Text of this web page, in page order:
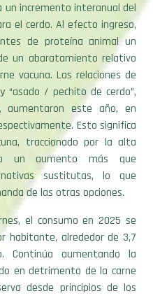
de proteína animal un
un abaratamiento relativo
vacuna. Las relaciones de
“asado / pechito de cerdo”,
aumentaron este año, en
Esto significa
traccionado por la alta
un aumento más que
sustitutas, lo que
de las otras opciones.
el consumo en 2025 se
habitante, alrededor de 3,7
aumentando la
en detrimento de la carne
desde principios de los